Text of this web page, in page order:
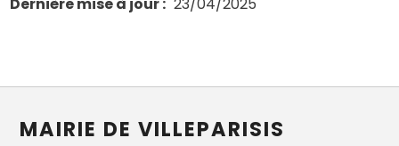
MAIRIE DE VILLEPARISIS